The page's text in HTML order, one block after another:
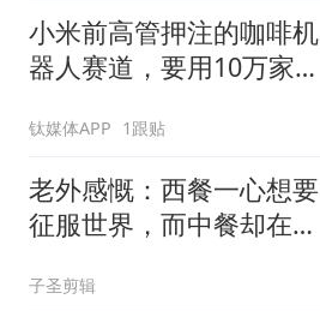
小米前高管押注的咖啡机
器人赛道，要用10万家门
钛媒体APP 1跟贴
老外感慨：西餐一心想要
征服世界，而中餐却在悄
子圣剪辑